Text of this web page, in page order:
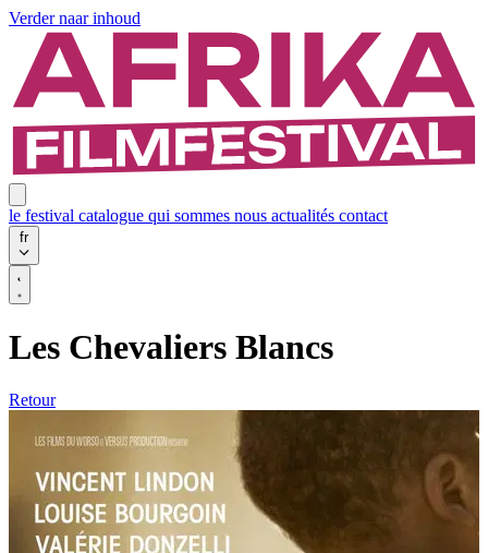
Verder naar inhoud
le festival catalogue qui sommes nous actualités contact
fr
Les Chevaliers Blancs
Retour